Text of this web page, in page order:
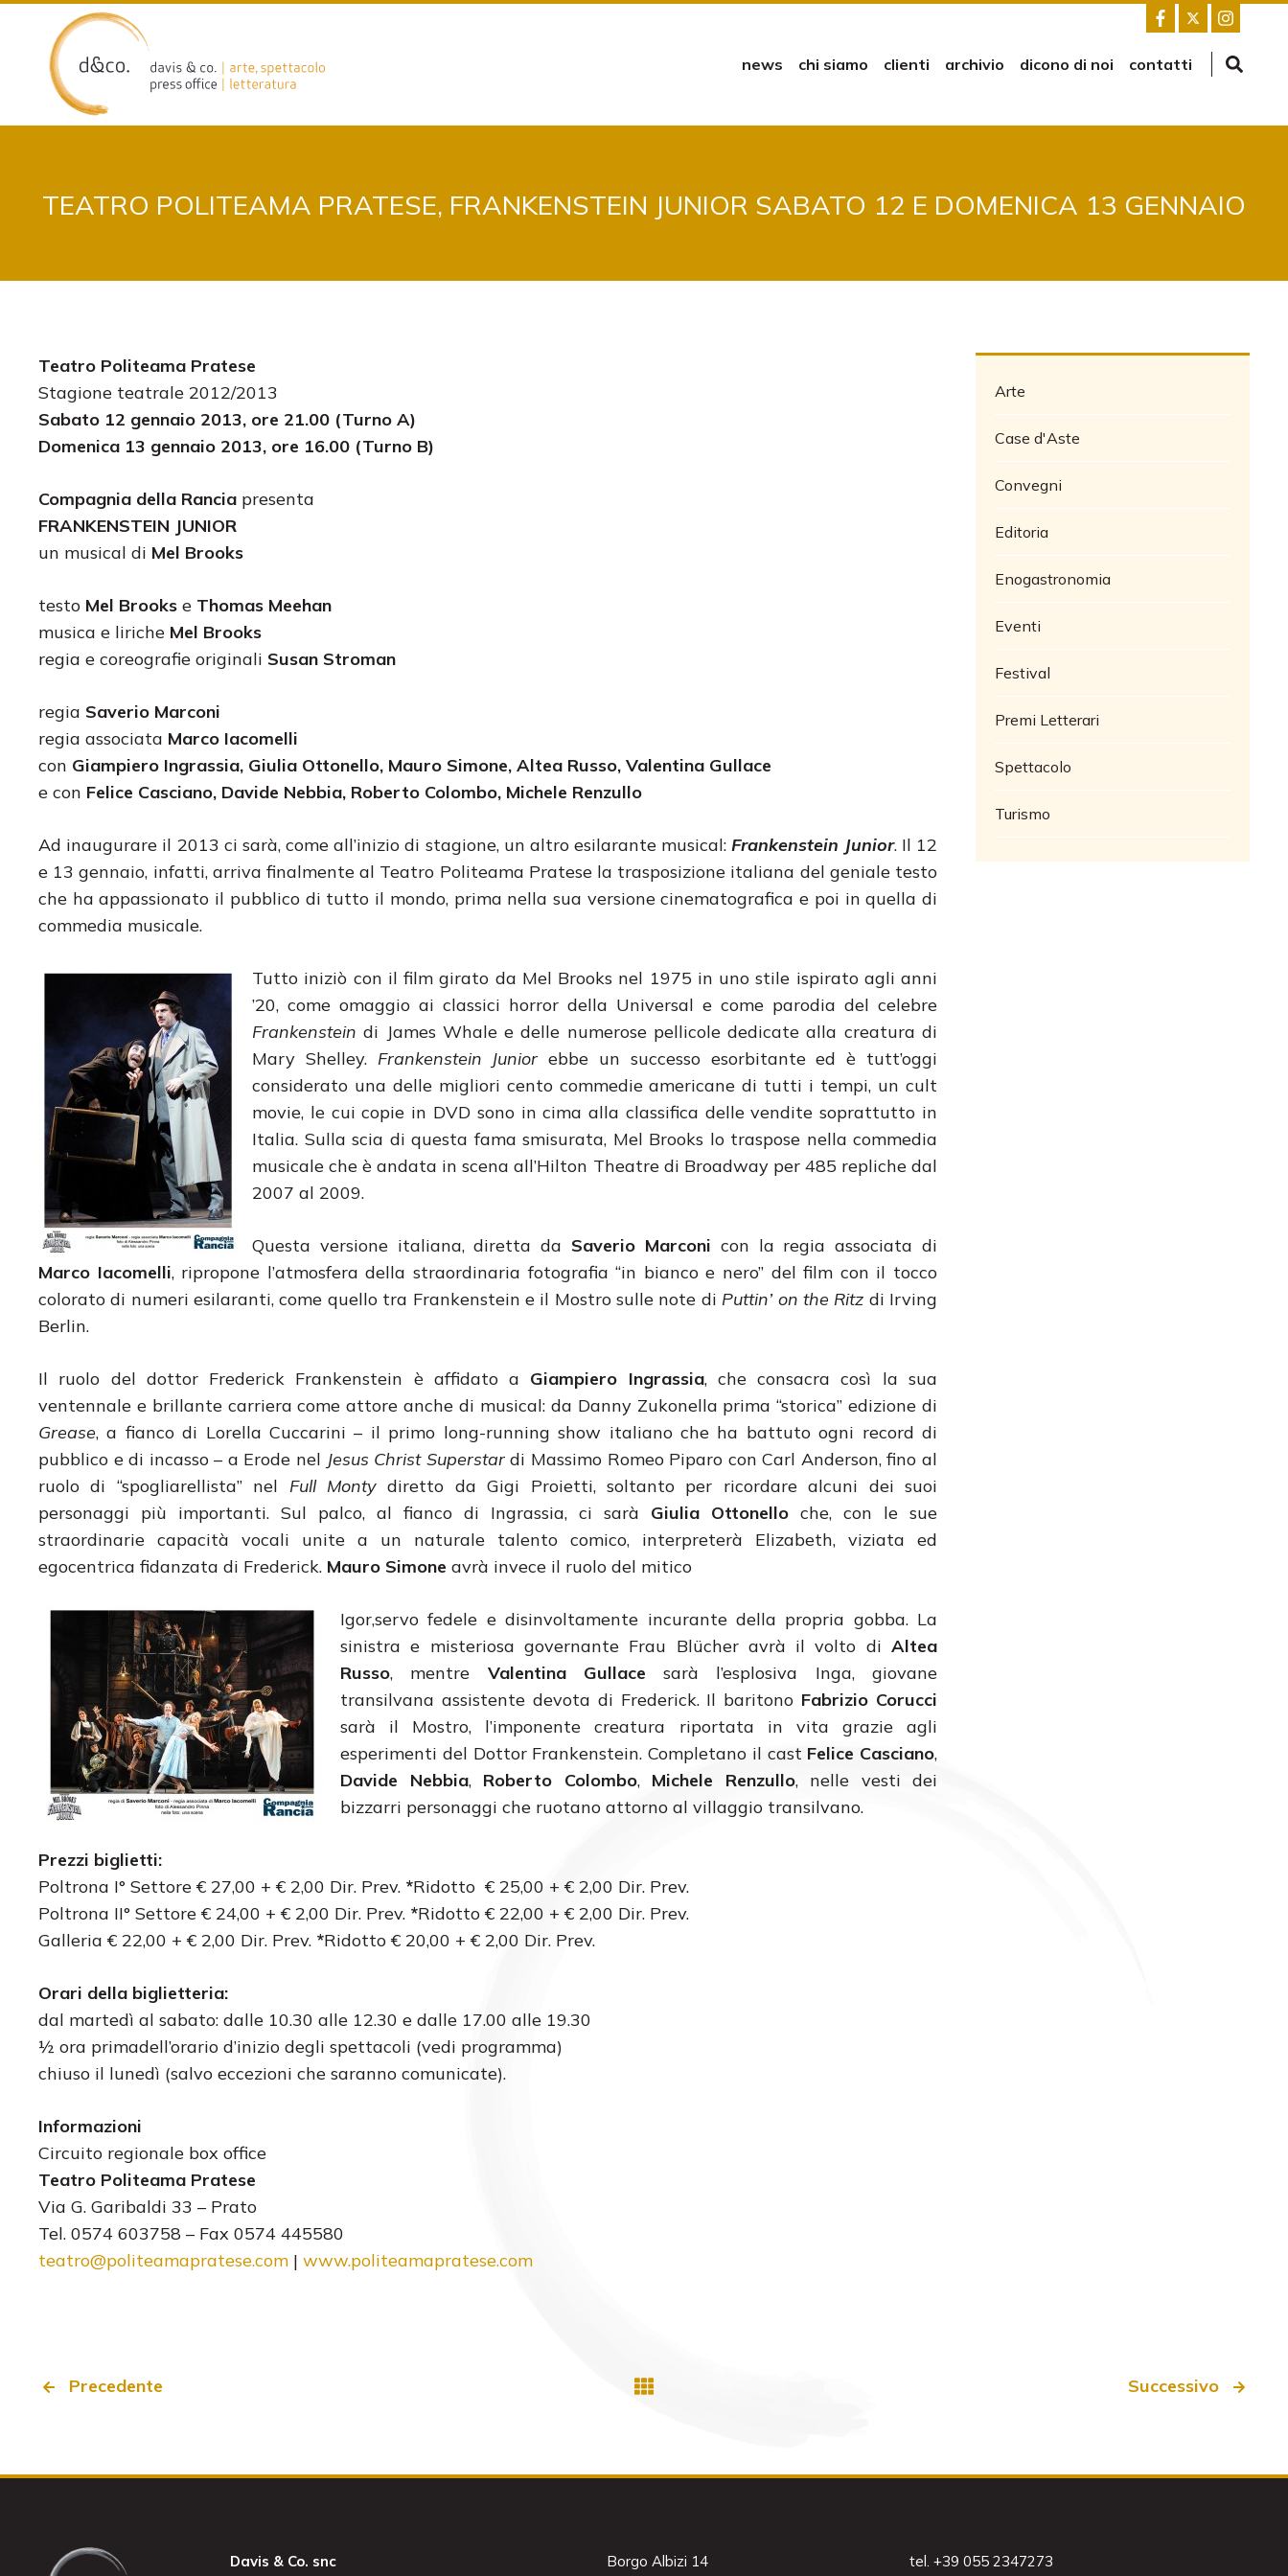
content
news chi siamo clienti archivio dicono di noi contatti
TEATRO POLITEAMA PRATESE, FRANKENSTEIN JUNIOR SABATO 12 E DOMENICA 13 GENNAIO
Teatro Politeama Pratese
Stagione teatrale 2012/2013
Sabato 12 gennaio 2013, ore 21.00 (Turno A)
Domenica 13 gennaio 2013, ore 16.00 (Turno B)
Compagnia della Rancia presenta
FRANKENSTEIN JUNIOR
un musical di Mel Brooks
testo Mel Brooks e Thomas Meehan
musica e liriche Mel Brooks
regia e coreografie originali Susan Stroman
regia Saverio Marconi
regia associata Marco Iacomelli
con Giampiero Ingrassia, Giulia Ottonello, Mauro Simone, Altea Russo, Valentina Gullace
e con Felice Casciano, Davide Nebbia, Roberto Colombo, Michele Renzullo
Ad inaugurare il 2013 ci sarà, come all’inizio di stagione, un altro esilarante musical:Frankenstein Junior. Il 12
e 13 gennaio, infatti, arriva finalmente al Teatro Politeama Pratese la trasposizione italiana del geniale testo
che ha appassionato il pubblico di tutto il mondo, prima nella sua versione cinematografica e poi in quella di
commedia musicale.
Tutto iniziò con il film girato da Mel Brooks nel 1975 in uno stile ispirato agli anni
’20, come omaggio ai classici horror della Universal e come parodia del celebre
Frankenstein di James Whale e delle numerose pellicole dedicate alla creatura di
Mary Shelley. Frankenstein Junior ebbe un successo esorbitante ed è tutt’oggi
considerato una delle migliori cento commedie americane di tutti i tempi, un cult
movie, le cui copie in DVD sono in cima alla classifica delle vendite soprattutto in
Italia. Sulla scia di questa fama smisurata, Mel Brooks lo traspose nella commedia
musicale che è andata in scena all’Hilton Theatre di Broadway per 485 repliche dal
2007 al 2009.
Questa versione italiana, diretta da Saverio Marconi con la regia associata di
Marco Iacomelli, ripropone l’atmosfera della straordinaria fotografia “in bianco e nero” del film con il tocco
colorato di numeri esilaranti, come quello tra Frankenstein e il Mostro sulle note di Puttin’ on the Ritz di Irving
Berlin.
Il ruolo del dottor Frederick Frankenstein è affidato a Giampiero Ingrassia, che consacra così la sua
ventennale e brillante carriera come attore anche di musical: da Danny Zukonella prima “storica” edizione di
Grease, a fianco di Lorella Cuccarini – il primo long-running show italiano che ha battuto ogni record di
pubblico e di incasso – a Erode nel Jesus Christ Superstardi Massimo Romeo Piparo con Carl Anderson, fino al
ruolo di “spogliarellista” nel Full Monty diretto da Gigi Proietti, soltanto per ricordare alcuni dei suoi
personaggi più importanti. Sul palco, al fianco di Ingrassia, ci sarà Giulia Ottonello che, con le sue
straordinarie capacità vocali unite a un naturale talento comico, interpreterà Elizabeth, viziata ed
egocentrica fidanzata di Frederick. Mauro Simone avrà invece il ruolo del mitico
Igor,servo fedele e disinvoltamente incurante della propria gobba. La
sinistra e misteriosa governante Frau Blücher avrà il volto di Altea
Russo, mentre Valentina Gullace sarà l’esplosiva Inga, giovane
transilvana assistente devota di Frederick. Il baritono Fabrizio Corucci
sarà il Mostro, l’imponente creatura riportata in vita grazie agli
esperimenti del Dottor Frankenstein. Completano il cast Felice Casciano,
Davide Nebbia, Roberto Colombo, Michele Renzullo, nelle vesti dei
bizzarri personaggi che ruotano attorno al villaggio transilvano.
Prezzi biglietti:
Poltrona I° Settore € 27,00 + € 2,00 Dir. Prev. *Ridotto € 25,00 + € 2,00 Dir. Prev.
Poltrona II° Settore € 24,00 + € 2,00 Dir. Prev. *Ridotto € 22,00 + € 2,00 Dir. Prev.
Galleria € 22,00 + € 2,00 Dir. Prev. *Ridotto € 20,00 + € 2,00 Dir. Prev.
Orari della biglietteria:
dal martedì al sabato: dalle 10.30 alle 12.30 e dalle 17.00 alle 19.30
½ ora primadell’orario d’inizio degli spettacoli (vedi programma)
chiuso il lunedì (salvo eccezioni che saranno comunicate).
Informazioni
Circuito regionale box office
Teatro Politeama Pratese
Via G. Garibaldi 33 – Prato
Tel. 0574 603758 – Fax 0574 445580
teatro@politeamapratese.com | www.politeamapratese.com
Arte
Case d'Aste
Convegni
Editoria
Enogastronomia
Eventi
Festival
Premi Letterari
Spettacolo
Turismo
Precedente Successivo
Davis & Co. snc
Borgo Albizi 14
tel. +39 055 2347273